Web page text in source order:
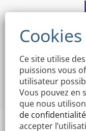
Ce site utilise
puissions vous
utilisateur
Vous pouvez en
que nous
de confidentialité
accepter